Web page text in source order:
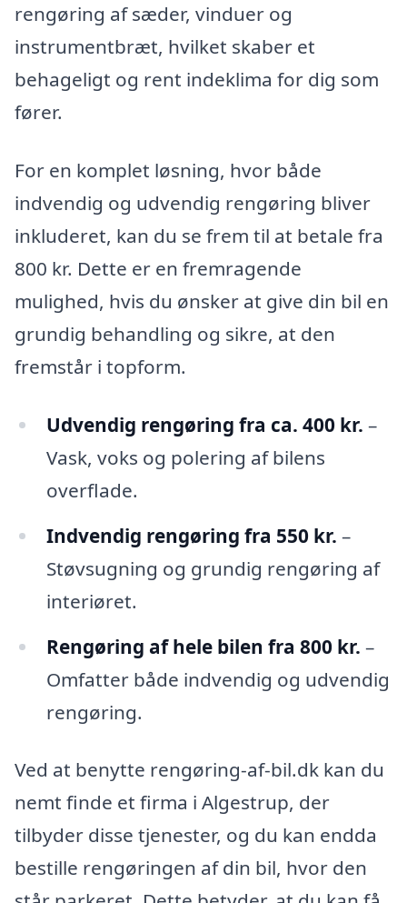
rengøring af sæder, vinduer og
instrumentbræt, hvilket skaber et
behageligt og rent indeklima for dig som
fører.
For en komplet løsning, hvor både
indvendig og udvendig rengøring bliver
inkluderet, kan du se frem til at betale fra
800 kr. Dette er en fremragende
mulighed, hvis du ønsker at give din bil en
grundig behandling og sikre, at den
fremstår i topform.
Udvendig rengøring fra ca. 400 kr. –
Vask, voks og polering af bilens
overflade.
Indvendig rengøring fra 550 kr. –
Støvsugning og grundig rengøring af
interiøret.
Rengøring af hele bilen fra 800 kr. –
Omfatter både indvendig og udvendig
rengøring.
Ved at benytte rengøring-af-bil.dk kan du
nemt finde et firma i Algestrup, der
tilbyder disse tjenester, og du kan endda
bestille rengøringen af din bil, hvor den